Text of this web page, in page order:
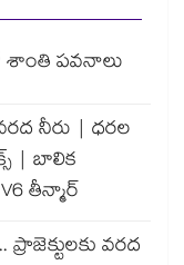
శాంతి పవనాలు
నీరు | ధరల
| బాలిక
తీన్మార్
వరద